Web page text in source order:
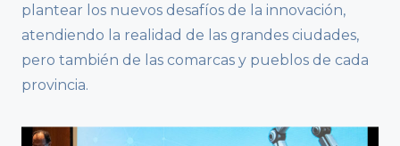
plantear los nuevos desafíos de la innovación,
atendiendo la realidad de las grandes ciudades,
pero también de las comarcas y pueblos de cada
provincia.